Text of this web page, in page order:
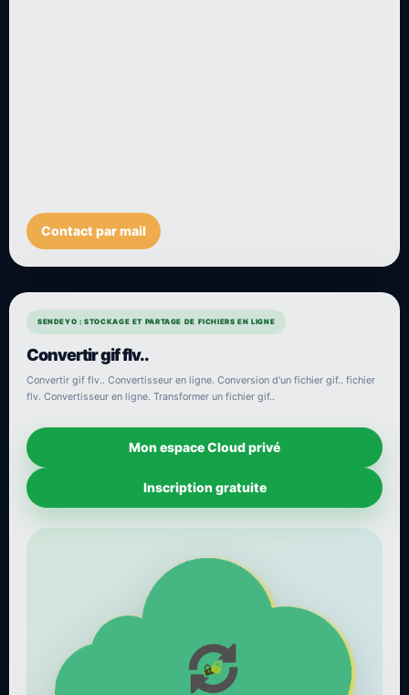
Contact par mail
SENDEYO : STOCKAGE ET PARTAGE DE FICHIERS EN LIGNE
Convertir gif flv..
Convertir gif flv.. Convertisseur en ligne. Conversion d'un fichier gif.. fichier
flv. Convertisseur en ligne. Transformer un fichier gif..
Mon espace Cloud privé
Inscription gratuite